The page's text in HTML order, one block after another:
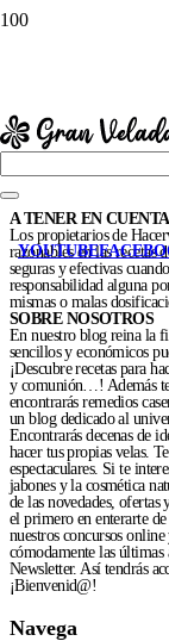
YOUTUBE
A TENER EN CUENTA
Los propietarios de
razonables en las recetas
seguras y efectivas
responsabilidad alguna
mismas o malas
SOBRE NOSOTROS
En nuestro blog reina la
sencillos y económicos
¡Descubre recetas para
y comunión…! Además te
encontrarás remedios
un blog dedicado al
Encontrarás decenas de
hacer tus propias velas.
espectaculares. Si te
jabones y la cosmética
de las novedades, ofertas
el primero en enterarte
nuestros concursos
cómodamente las últimas
Newsletter. Así tendrás
¡Bienvenid@!
Navega